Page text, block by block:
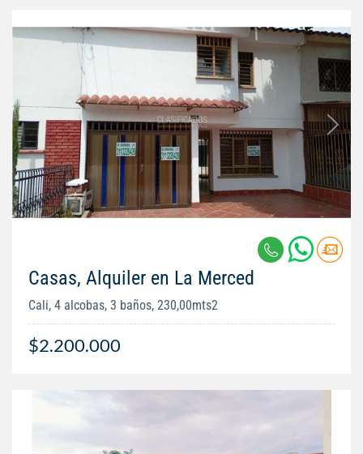
Casas, Alquiler en La Merced
Cali, 4 alcobas, 3 baños, 230,00mts2
$2.200.000